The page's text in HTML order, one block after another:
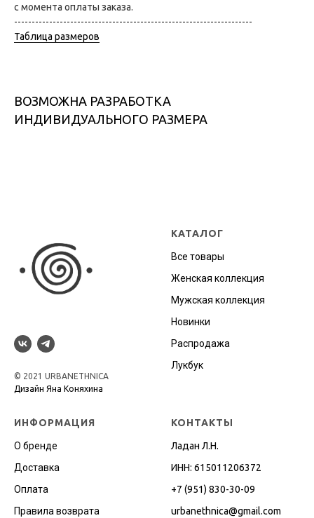
с момента оплаты заказа.
--------------------------------------------------------------------
Таблица размеров
ВОЗМОЖНА РАЗРАБОТКА
ИНДИВИДУАЛЬНОГО РАЗМЕРА
© 2021 URBANETHNICA
Дизайн Яна Коняхина
КАТАЛОГ
Все товары
Женская коллекция
Мужская коллекция
Новинки
Распродажа
Лукбук
ИНФОРМАЦИЯ
О бренде
Доставка
Оплата
Правила возврата
КОНТАКТЫ
Ладан Л.Н.
ИНН: 615011206372
+7 (951) 830-30-09
urbanethnica@gmail.com